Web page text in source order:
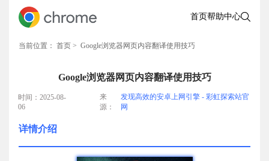
首页帮助中心
当前位置： 首页 > Google浏览器网页内容翻译使用技巧
Google浏览器网页内容翻译使用技巧
时间：2025-08-
06
来
源：
发现高效的安卓上网引擎 - 彩虹探索站官
网
详情介绍